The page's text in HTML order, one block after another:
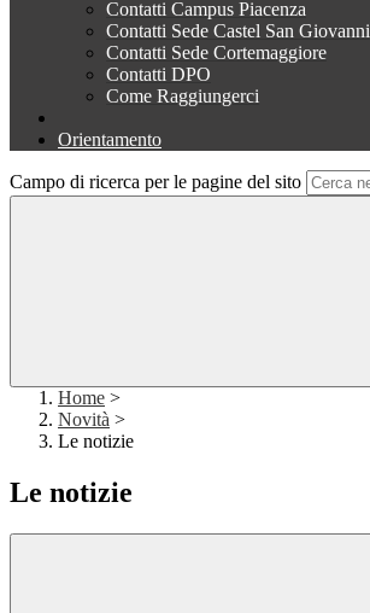
Contatti Campus Piacenza
Contatti Sede Castel San Giovanni
Contatti Sede Cortemaggiore
Contatti DPO
Come Raggiungerci
Orientamento
Campo di ricerca per le pagine del sito
Home >
Novità >
Le notizie
Le notizie